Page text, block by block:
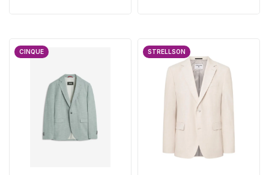
CINQUE STRELLSON